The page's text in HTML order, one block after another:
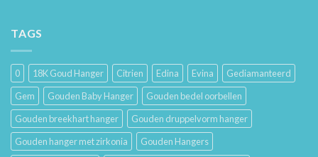
Hun
Betekenis
TAGS
0 18K Goud Hanger Citrien Edina Evina
Gediamanteerd
Gem
Gouden Baby Hanger
Gouden bedel oorbellen
Gouden breekhart hanger
Gouden druppelvorm hanger
Gouden hanger met zirkonia
Gouden Hangers